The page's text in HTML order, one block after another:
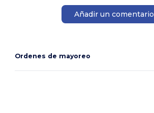
Añadir un comentario
Ordenes de mayoreo